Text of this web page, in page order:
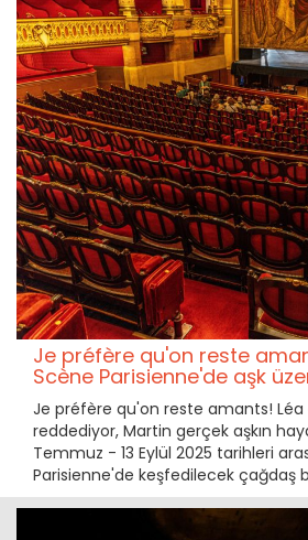
Je préfère qu'on reste
Scène Parisienne'de aşk
Je préfère qu'on reste amants! Léa
reddediyor, Martin gerçek aşkın
Temmuz - 13 Eylül 2025 tarihleri
Parisienne'de keşfedilecek çağdaş